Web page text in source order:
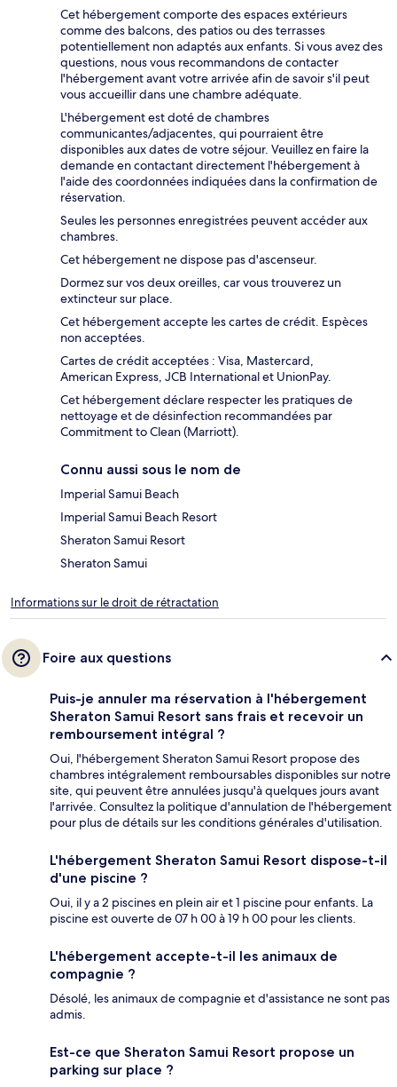
Cet hébergement comporte des espaces extérieurs
comme des balcons, des patios ou des terrasses
potentiellement non adaptés aux enfants. Si vous avez des
questions, nous vous recommandons de contacter
l'hébergement avant votre arrivée afin de savoir s'il peut
vous accueillir dans une chambre adéquate.
L'hébergement est doté de chambres
communicantes/adjacentes, qui pourraient être
disponibles aux dates de votre séjour. Veuillez en faire la
demande en contactant directement l'hébergement à
l'aide des coordonnées indiquées dans la confirmation de
réservation.
Seules les personnes enregistrées peuvent accéder aux
chambres.
Cet hébergement ne dispose pas d'ascenseur.
Dormez sur vos deux oreilles, car vous trouverez un
extincteur sur place.
Cet hébergement accepte les cartes de crédit. Espèces
non acceptées.
Cartes de crédit acceptées : Visa, Mastercard,
American Express, JCB International et UnionPay.
Cet hébergement déclare respecter les pratiques de
nettoyage et de désinfection recommandées par
Commitment to Clean (Marriott).
Connu aussi sous le nom de
Imperial Samui Beach
Imperial Samui Beach Resort
Sheraton Samui Resort
Sheraton Samui
Informations sur le droit de rétractation
Foire aux questions
Puis-je annuler ma réservation à l'hébergement
Sheraton Samui Resort sans frais et recevoir un
remboursement intégral ?
Oui, l'hébergement Sheraton Samui Resort propose des
chambres intégralement remboursables disponibles sur notre
site, qui peuvent être annulées jusqu'à quelques jours avant
l'arrivée. Consultez la politique d'annulation de l'hébergement
pour plus de détails sur les conditions générales d'utilisation.
L'hébergement Sheraton Samui Resort dispose-t-il
d'une piscine ?
Oui, il y a 2 piscines en plein air et 1 piscine pour enfants. La
piscine est ouverte de 07 h 00 à 19 h 00 pour les clients.
L'hébergement accepte-t-il les animaux de
compagnie ?
Désolé, les animaux de compagnie et d'assistance ne sont pas
admis.
Est-ce que Sheraton Samui Resort propose un
parking sur place ?